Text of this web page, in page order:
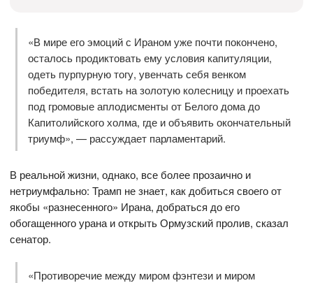
«В мире его эмоций с Ираном уже почти покончено,
осталось продиктовать ему условия капитуляции,
одеть пурпурную тогу, увенчать себя венком
победителя, встать на золотую колесницу и проехать
под громовые аплодисменты от Белого дома до
Капитолийского холма, где и объявить окончательный
триумф», — рассуждает парламентарий.
В реальной жизни, однако, все более прозаично и
нетриумфально: Трамп не знает, как добиться своего от
якобы «разнесенного» Ирана, добраться до его
обогащенного урана и открыть Ормузский пролив, сказал
сенатор.
«Противоречие между миром фэнтези и миром